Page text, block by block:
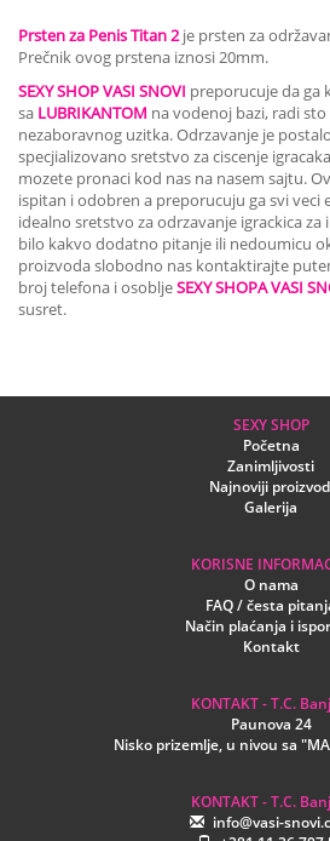
Prsten za Penis Titan 2je prsten za
Prečnik ovog prstena iznosi 20mm.
SEXY SHOP VASI SNOVI preporucuje da ga
sa LUBRIKANTOM na vodenoj bazi, radi
nezaboravnog uzitka. Odrzavanje je
specjializovano sretstvo za ciscenje igracaka
mozete pronaci kod nas na nasem sajtu.
ispitan i odobren a preporucuju ga svi veci
idealno sretstvo za odrzavanje igrackica
bilo kakvo dodatno pitanje ili nedoumicu
proizvoda slobodno nas kontaktirajte
broj telefona i osobljeSEXY SHOPA VASI
susret.
SEXY SHOP
Početna
Zanimljivosti
Najnoviji
Galerija
KORISNE
O nama
FAQ / česta
Način plaćanja i
Kontakt
KONTAKT - T.C.
Paunova 24
Nisko prizemlje, u nivou sa
KONTAKT - T.C.
info@vasi-